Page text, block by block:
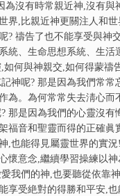
為沒有時常親近神,沒有與
界,比親近神更關注人和
? 禱告了也不能享受與神
統、生命思想系統、生活
何與神親交,如何得蒙禱
神呢? 那是因為我們常常
為。為何常常失去淸心而
那是因為我們的心靈沒有
福音和聖靈而得的正確眞
,也能得見屬靈世界的實
懷意念,繼續學習操練以
我們的神,也要聽從依靠
享受絶對的得勝和平安,也